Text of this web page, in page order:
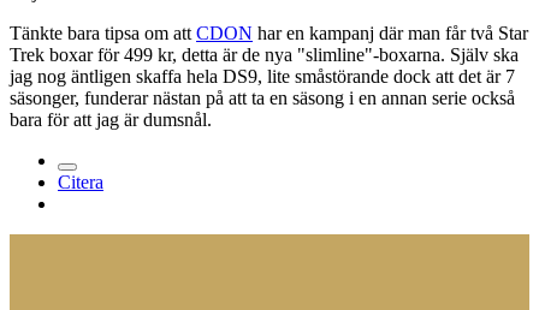
Tänkte bara tipsa om att CDON har en kampanj där man får två Star
Trek boxar för 499 kr, detta är de nya "slimline"-boxarna. Själv ska
jag nog äntligen skaffa hela DS9, lite småstörande dock att det är 7
säsonger, funderar nästan på att ta en säsong i en annan serie också
bara för att jag är dumsnål.
Citera